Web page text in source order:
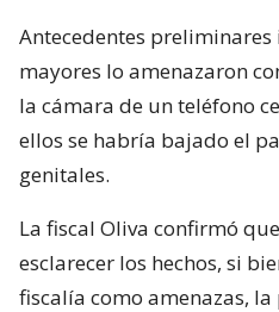
Antecedentes
mayores lo amenazaron
la cámara de un teléfono
ellos se habría bajado el
genitales.
La fiscal Oliva confirmó
esclarecer los hechos, si
fiscalía como amenazas,